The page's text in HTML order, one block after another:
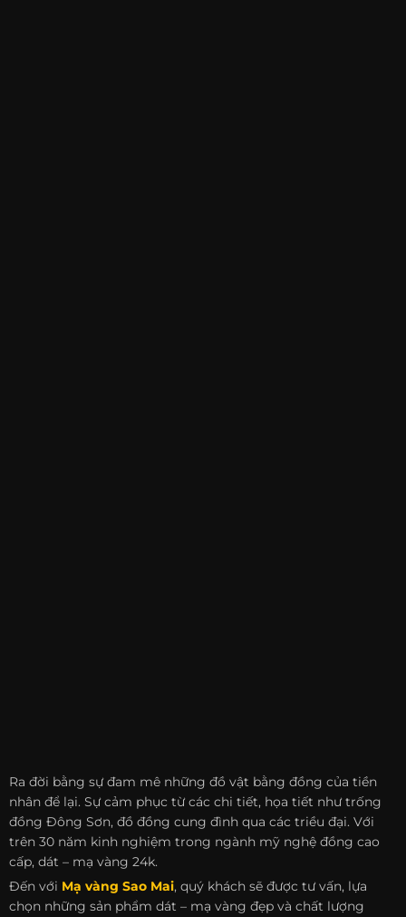
Ra đời bằng sự đam mê những đồ vật bằng đồng của tiền
nhân để lại. Sự cảm phục từ các chi tiết, họa tiết như trống
đồng Đông Sơn, đồ đồng cung đình qua các triều đại. Với
trên 30 năm kinh nghiệm trong ngành mỹ nghệ đồng cao
cấp, dát – mạ vàng 24k.
Đến với Mạ vàng Sao Mai, quý khách sẽ được tư vấn, lựa
chọn những sản phẩm dát – mạ vàng đẹp và chất lượng